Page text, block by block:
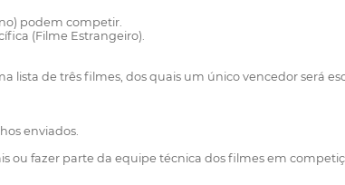
podem competir.
(Filme Estrangeiro).
lista de três filmes, dos quais um único vencedor será
enviados.
fazer parte da equipe técnica dos filmes em